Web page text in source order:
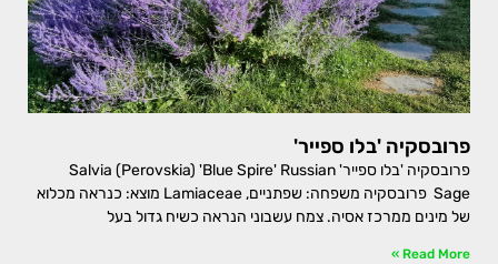
פרובסקיה 'בלו ספייר'
פרובסקיה 'בלו ספייר' Salvia (Perovskia) 'Blue Spire' Russian
Sage פרובסקיה משפחה: שפתניים, Lamiaceae מוצא: כנראה מכלוא
של מינים ממרכז אסיה. צמח עשבוני הנראה כשיח גדול בעל
Read More »